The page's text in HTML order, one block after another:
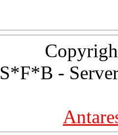
S*F*B -